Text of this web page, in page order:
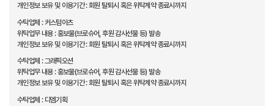
개인정보 보유 및 이용기간 : 회원 탈퇴시 혹은 위탁계약 종료시까지
수탁업체 : 커스텀아츠
위탁업무 내용 : 홍보물(브로슈어, 후원 감사선물 등) 발송
개인정보 보유 및 이용기간 : 회원 탈퇴시 혹은 위탁계약 종료시까지
수탁업체 : 그래픽오션
위탁업무 내용 : 홍보물(브로슈어, 후원 감사선물 등) 발송
개인정보 보유 및 이용기간 : 회원 탈퇴시 혹은 위탁계약 종료시까지
수탁업체 : 디엠기획